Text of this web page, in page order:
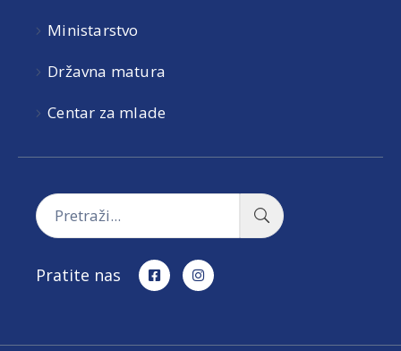
Ministarstvo
Državna matura
Centar za mlade
Pratite nas